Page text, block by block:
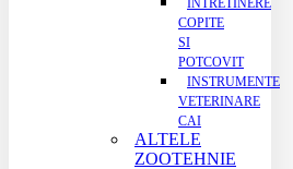
INTRETINERE
COPITE
SI
POTCOVIT
INSTRUMENTE
VETERINARE
CAI
ALTELE
ZOOTEHNIE